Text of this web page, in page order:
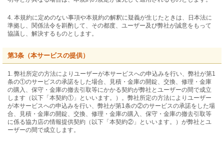
4. 本規約に定めのない事項や本規約の解釈に疑義が生じたときは、日本法に
準拠し、関係法令を斟酌して、その都度、ユーザー及び弊社が誠意をもって
協議し、解決するものとします。
第3条（本サービスの提供）
1. 弊社所定の方法によりユーザーが本サービスへの申込みを行い、弊社が第1
条の①のサービスの承諾をした場合、見積・金庫の開錠、交換、修理・金庫
の購入、保守・金庫の撤去引取等にかかる契約が弊社とユーザーの間で成立
します（以下「本契約①」といいます。）。弊社所定の方法によりユーザー
が本サービスへの申込みを行い、弊社が第1条の②のサービスの承諾をした場
合、見積・金庫の開錠、交換、修理・金庫の購入、保守・金庫の撤去引取等
に係る協力店の情報提供契約（以下「本契約②」といいます。）が弊社とユ
ーザーの間で成立します。